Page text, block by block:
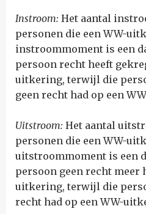
Instroom: Het aantal
personen die een WW-
instroommoment is een
persoon recht heeft
uitkering, terwijl die
geen recht had op een
Uitstroom: Het aantal
personen die een WW-
uitstroommoment is een
persoon geen recht meer
uitkering, terwijl die
recht had op een WW-